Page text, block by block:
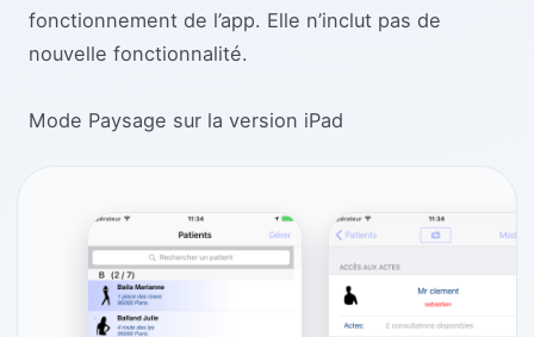
fonctionnement de l’app. Elle n’inclut pas de
nouvelle fonctionnalité.
Mode Paysage sur la version iPad